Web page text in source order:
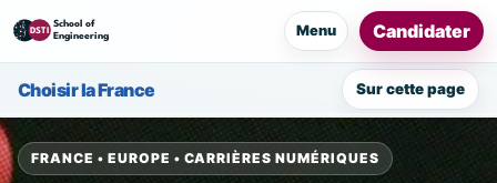
Menu Candidater
Choisir la France Sur cette page
FRANCE • EUROPE • CARRIÈRES NUMÉRIQUES